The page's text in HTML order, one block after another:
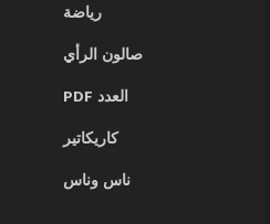
رياضة
صالون الرأي
العدد PDF
كاريكاتير
ناس وناس